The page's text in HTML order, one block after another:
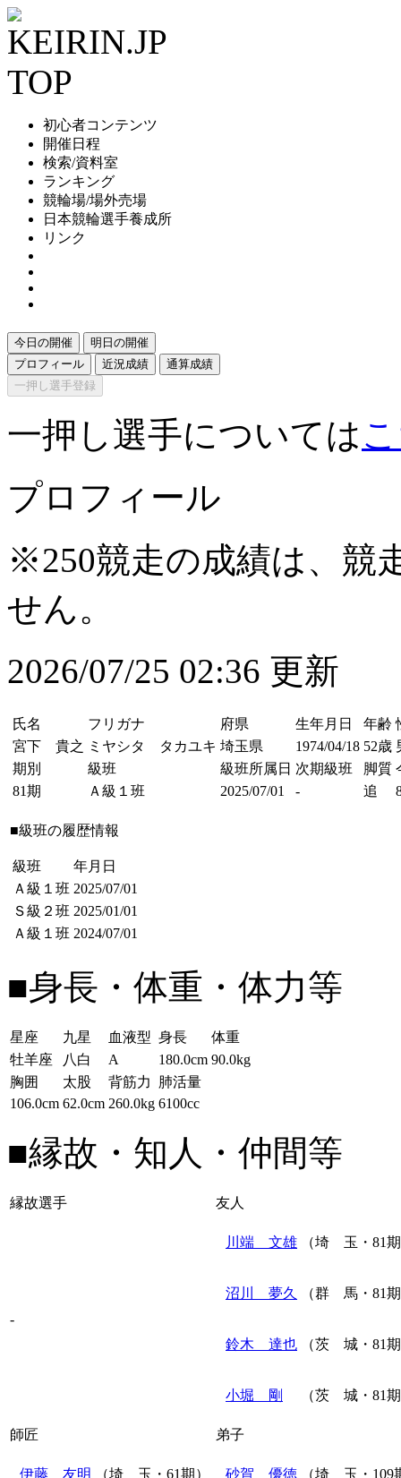
初心者コンテンツ
開催日程
検索/資料室
ランキング
競輪場/場外売場
日本競輪選手養成所
リンク
今日の開催
明日の開催
プロフィール
近況成績
通算成績
一押し選手登録
一押し選手については
プロフィール
※250競走の成績は、競
せん。
2026/07/25 02:36 更新
氏名 フリガナ 府県 生年月日 年齢
宮下 貴之 ミヤシタ タカユキ 埼玉県 1974/04/18 52歳
期別
級班 級班所属日 次期級班 脚質
81期
Ａ級１班 2025/07/01 - 追
■級班の履歴情報
級班
年月日
Ａ級１班 2025/07/01
Ｓ級２班 2025/01/01
Ａ級１班 2024/07/01
■身長・体重・体力等
星座 九星 血液型 身長
体重
牡羊座
八白 A 180.0cm 90.0kg
胸囲
太股 背筋力
肺活量
106.0cm 62.0cm 260.0kg 6100cc
■縁故・知人・仲間等
縁故選手 友人
-
川端 文雄 （埼 玉・81
沼川 夢久 （群 馬・81
鈴木 達也 （茨 城・81
小堀 剛 （茨 城・81
師匠 弟子
伊藤 友明 （埼 玉・61期） 砂賀 優徳 （埼 玉・109